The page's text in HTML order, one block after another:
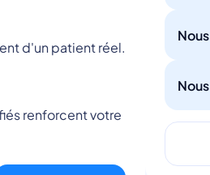
d'un patient réel.
renforcent votre